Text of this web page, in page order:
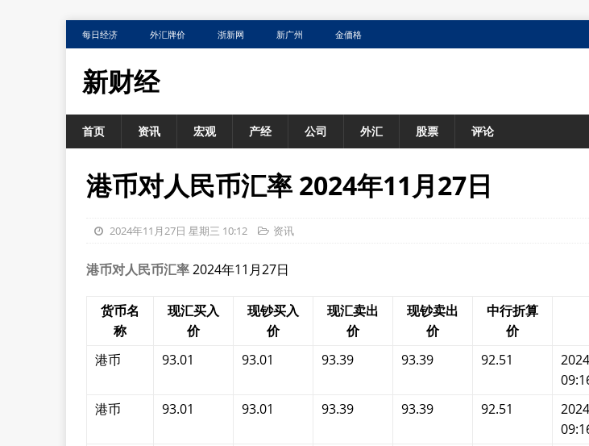
每日经济 外汇牌价 浙新网 新广州 金価格
新财经
首页 资讯 宏观 产经 公司 外汇 股票 评论
港币对人民币汇率 2024年11月27日
2024年11月27日 星期三 10:12 资讯
港币对人民币汇率2024年11月27日
货币名
称
现汇买入
价
现钞买入
价
现汇卖出
价
现钞卖出
价
中行折算
价
港币 93.01 93.01 93.39 93.39 92.51
港币
93.01 93.01 93.39 93.39 92.51